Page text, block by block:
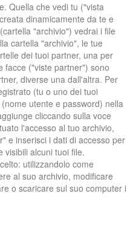
Quella che vedi tu ("vista
dinamicamente da te e
"archivio") vedrai i file
cartella "archivio", le tue
dei tuoi partner, una per
facce ("viste partner") sono
diverse una dall'altra. Per
(tu o uno dei tuoi
utente e password) nella
cliccando sulla voce
l'accesso al tuo archivio,
e inserisci i dati di accesso per
visibili alcuni tuoi file.
utilizzandolo come
al suo archivio, modificare
o scaricare sul suo computer i